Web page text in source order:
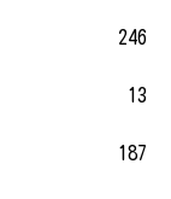
246
13
187